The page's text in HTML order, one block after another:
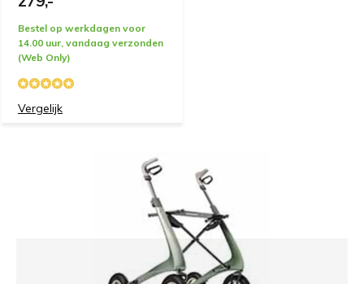
Bestel op werkdagen voor
14.00 uur, vandaag verzonden
(Web Only)
Vergelijk